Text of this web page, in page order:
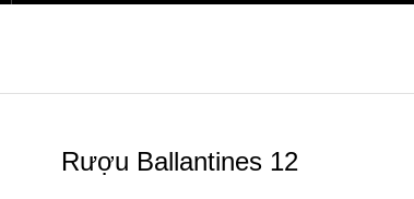
Rượu Ballantines 12